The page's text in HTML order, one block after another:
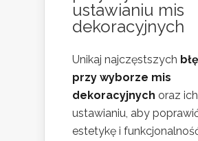
ustawianiu mis
dekoracyjnych
Unikaj najczęstszych
przy wyborze mis
dekoracyjnych oraz ich
ustawianiu, aby
estetykę i